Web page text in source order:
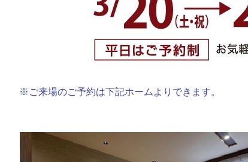
※ご来場のご予約は下記ホームよりできます。